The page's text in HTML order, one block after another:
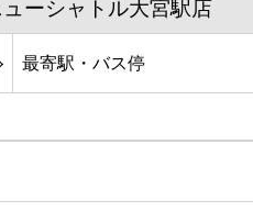
ーシャトル大宮駅店
最寄駅・バス停